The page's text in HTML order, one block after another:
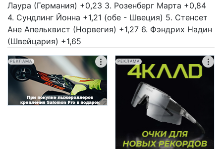
Лаура (Германия) +0,23 3. Розенберг Марта +0,84
4. Сундлинг Йонна +1,21 (обе - Швеция) 5. Стенсет
Ане Апельквист (Норвегия) +1,27 6. Фэндрих Надин
(Швейцария) +1,65
РЕКЛАМА РЕКЛАМА